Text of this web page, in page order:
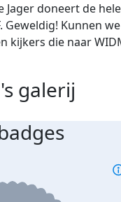
Jager doneert de
Geweldig! Kunnen
kijkers die naar
galerij